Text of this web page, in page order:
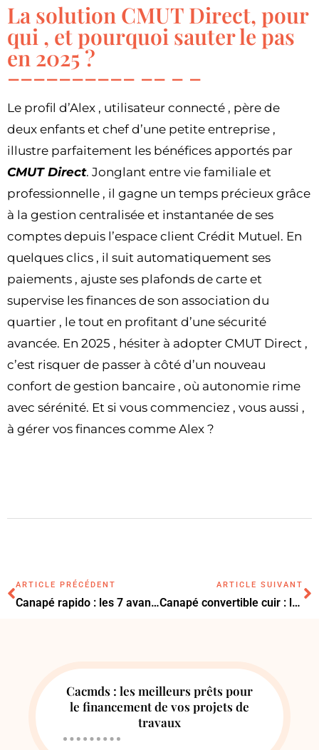
La solution CMUT Direct, pour
qui , et pourquoi sauter le pas
en 2025 ?
Le profil d’Alex , utilisateur connecté , père de
deux enfants et chef d’une petite entreprise ,
illustre parfaitement les bénéfices apportés par
CMUT Direct. Jonglant entre vie familiale et
professionnelle , il gagne un temps précieux grâce
à la gestion centralisée et instantanée de ses
comptes depuis l’espace client Crédit Mutuel. En
quelques clics , il suit automatiquement ses
paiements , ajuste ses plafonds de carte et
supervise les finances de son association du
quartier , le tout en profitant d’une sécurité
avancée. En 2025 , hésiter à adopter CMUT Direct ,
c’est risquer de passer à côté d’un nouveau
confort de gestion bancaire , où autonomie rime
avec sérénité. Et si vous commenciez , vous aussi ,
à gérer vos finances comme Alex ?
ARTICLE PRÉCÉDENT
Canapé rapido : les 7 avantages pour un salon fonctionnel et stylé
ARTICLE SUIVANT
Canapé convertible cuir : les 7 critères essentiels pour bien le choisir
Cacmds : les meilleurs prêts pour
le financement de vos projets de
travaux